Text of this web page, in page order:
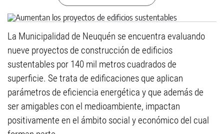
La Municipalidad de Neuquén se encuentra evaluando
nueve proyectos de construcción de edificios
sustentables por 140 mil metros cuadrados de
superficie. Se trata de edificaciones que aplican
parámetros de eficiencia energética y que además de
ser amigables con el medioambiente, impactan
positivamente en el ámbito social y económico del cual